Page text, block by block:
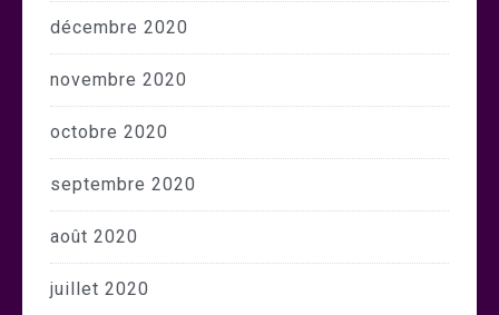
décembre 2020
novembre 2020
octobre 2020
septembre 2020
août 2020
juillet 2020